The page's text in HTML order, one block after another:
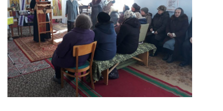
Успіння Пресвятої Богородиці (м. Лубни)
Парохії Сумської області
Введення в храм Богородиці (м. Суми)
Матері Божої Неустанної Помочі (м. Охтирка)
Монастирі
Свято-Покровський монастир оо Василіян